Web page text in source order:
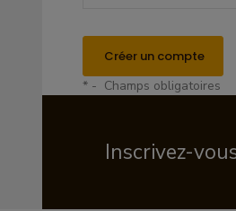
Créer un compte
* - Champs obligatoires
Inscrivez-